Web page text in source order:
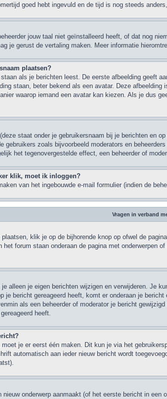
goed hebt ingevuld en de tijd is nog steeds
jouw taal niet geïnstalleerd heeft, of dat nog
je gerust de vertaling maken. Meer informatie
plaatsen?
als je berichten leest. De eerste afbeelding
staan, beter bekend als een avatar. Deze
waarop iemand een avatar kan kiezen. Als je dus
staat onder je gebruikersnaam bij je berichten en
gebruikers zoals bijvoorbeeld moderators en
het tegenovergestelde effect, een beheerder of
klik, moet ik inloggen?
van het ingebouwde e-mail formulier (indien de
Vragen in verband
klik je op de bijhorende knop op ofwel de
forum staan onderaan de pagina met onderwerpen
alleen je eigen berichten wijzigen en verwijderen. Je
je bericht gereageerd heeft, komt er onderaan je
als een beheerder of moderator je bericht
heeft.
je er eerst één maken. Dit kun je via het
automatisch aan ieder nieuw bericht wordt
onderwerp aanmaakt (of het eerste bericht in